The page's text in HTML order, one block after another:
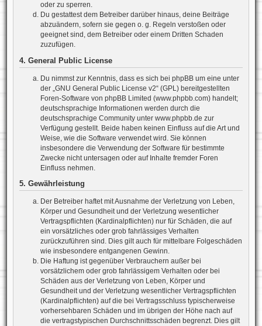
oder zu sperren.
Du gestattest dem Betreiber darüber hinaus, deine Beiträge
abzuändern, sofern sie gegen o. g. Regeln verstoßen oder
geeignet sind, dem Betreiber oder einem Dritten Schaden
zuzufügen.
4. General Public License
Du nimmst zur Kenntnis, dass es sich bei phpBB um eine unter
der „ GNU General Public License v2“ (GPL) bereitgestellten
Foren-Software von phpBB Limited (www.phpbb.com) handelt;
deutschsprachige Informationen werden durch die
deutschsprachige Community unter www.phpbb.de zur
Verfügung gestellt. Beide haben keinen Einfluss auf die Art und
Weise, wie die Software verwendet wird. Sie können
insbesondere die Verwendung der Software für bestimmte
Zwecke nicht untersagen oder auf Inhalte fremder Foren
Einfluss nehmen.
5. Gewährleistung
Der Betreiber haftet mit Ausnahme der Verletzung von Leben,
Körper und Gesundheit und der Verletzung wesentlicher
Vertragspflichten (Kardinalpflichten) nur für Schäden, die auf
ein vorsätzliches oder grob fahrlässiges Verhalten
zurückzuführen sind. Dies gilt auch für mittelbare Folgeschäden
wie insbesondere entgangenen Gewinn.
Die Haftung ist gegenüber Verbrauchern außer bei
vorsätzlichem oder grob fahrlässigem Verhalten oder bei
Schäden aus der Verletzung von Leben, Körper und
Gesundheit und der Verletzung wesentlicher Vertragspflichten
(Kardinalpflichten) auf die bei Vertragsschluss typischerweise
vorhersehbaren Schäden und im übrigen der Höhe nach auf
die vertragstypischen Durchschnittsschäden begrenzt. Dies gilt